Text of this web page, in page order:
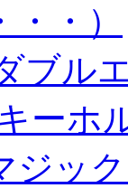
・）
ブル
ーホ
ジッ